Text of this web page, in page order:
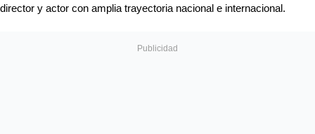
director y actor con amplia trayectoria nacional e internacional.